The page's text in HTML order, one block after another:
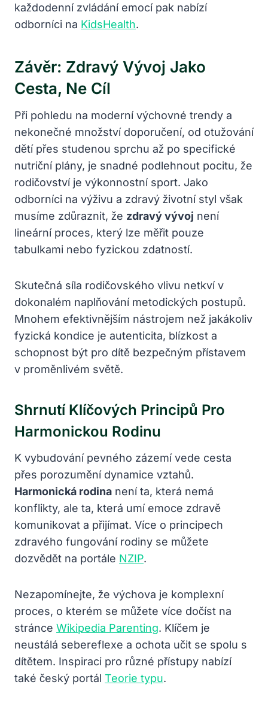
každodenní zvládání emocí pak nabízí
odborníci na KidsHealth.
Závěr: Zdravý Vývoj Jako
Cesta, Ne Cíl
Při pohledu na moderní výchovné trendy a
nekonečné množství doporučení, od otužování
dětí přes studenou sprchu až po specifické
nutriční plány, je snadné podlehnout pocitu, že
rodičovství je výkonnostní sport. Jako
odborníci na výživu a zdravý životní styl však
musíme zdůraznit, že zdravý vývoj není
lineární proces, který lze měřit pouze
tabulkami nebo fyzickou zdatností.
Skutečná síla rodičovského vlivu netkví v
dokonalém naplňování metodických postupů.
Mnohem efektivnějším nástrojem než jakákoliv
fyzická kondice je autenticita, blízkost a
schopnost být pro dítě bezpečným přístavem
v proměnlivém světě.
Shrnutí Klíčových Principů Pro
Harmonickou Rodinu
K vybudování pevného zázemí vede cesta
přes porozumění dynamice vztahů.
Harmonická rodina není ta, která nemá
konflikty, ale ta, která umí emoce zdravě
komunikovat a přijímat. Více o principech
zdravého fungování rodiny se můžete
dozvědět na portále NZIP.
Nezapomínejte, že výchova je komplexní
proces, o kterém se můžete více dočíst na
stránce Wikipedia Parenting. Klíčem je
neustálá sebereflexe a ochota učit se spolu s
dítětem. Inspiraci pro různé přístupy nabízí
také český portál Teorie typu.